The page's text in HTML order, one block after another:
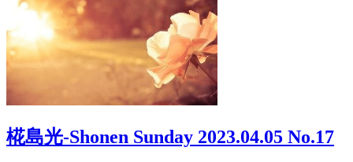
椛島光-Shonen Sunday 2023.04.05 No.17